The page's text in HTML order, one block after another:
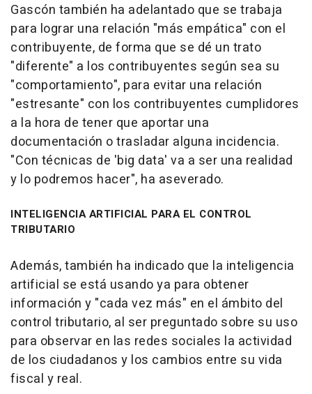
Gascón también ha adelantado que se trabaja
para lograr una relación "más empática" con el
contribuyente, de forma que se dé un trato
"diferente" a los contribuyentes según sea su
"comportamiento", para evitar una relación
"estresante" con los contribuyentes cumplidores
a la hora de tener que aportar una
documentación o trasladar alguna incidencia.
"Con técnicas de 'big data' va a ser una realidad
y lo podremos hacer", ha aseverado.
INTELIGENCIA ARTIFICIAL PARA EL CONTROL
TRIBUTARIO
Además, también ha indicado que la inteligencia
artificial se está usando ya para obtener
información y "cada vez más" en el ámbito del
control tributario, al ser preguntado sobre su uso
para observar en las redes sociales la actividad
de los ciudadanos y los cambios entre su vida
fiscal y real.